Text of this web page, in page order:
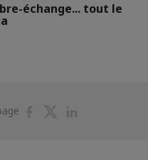
échange... tout le
PartagerPartager